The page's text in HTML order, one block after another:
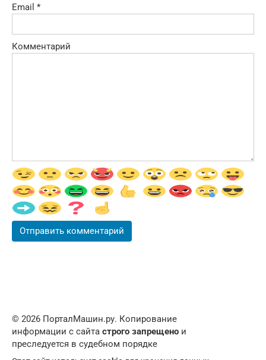
Email *
Комментарий
© 2026 ПорталМашин.ру. Копирование
информации с сайта строго запрещено и
преследуется в судебном порядке